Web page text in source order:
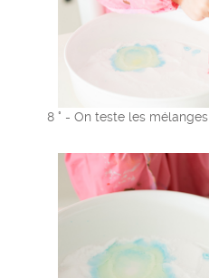
8 ° - On teste les